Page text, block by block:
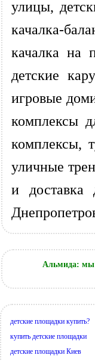
улицы,
качалка-
качалка на
детские
игровые
комплексы
комплексы,
уличные
и доставка
Альмида: мы
детские площадки купить?
купить детские площадки
детские площадки Киев